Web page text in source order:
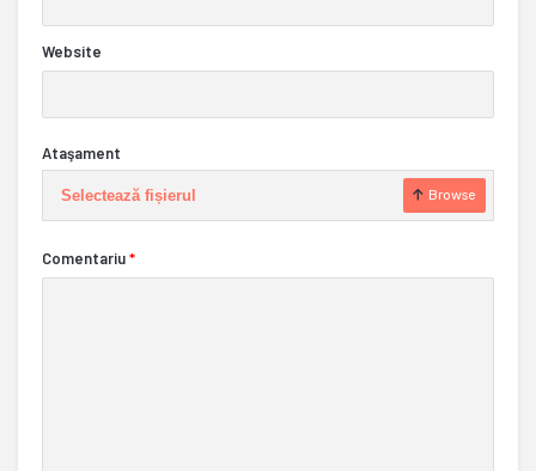
Website
Ataşament
Selectează fișierul Browse
Comentariu*